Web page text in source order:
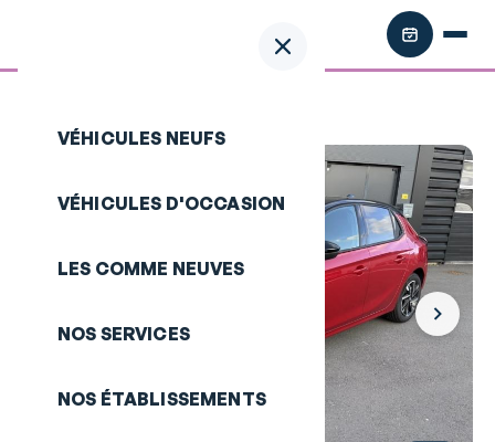
VÉHICULES NEUFS
VÉHICULES D'OCCASION
LES COMME NEUVES
NOS SERVICES
NOS ÉTABLISSEMENTS